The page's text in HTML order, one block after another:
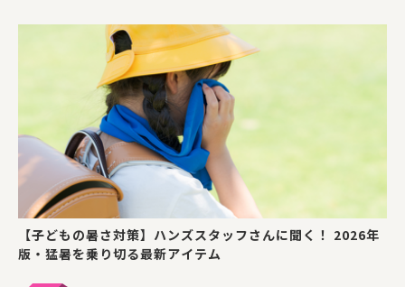
【子どもの暑さ対策】ハンズスタッフさんに聞く！ 2026年
版・猛暑を乗り切る最新アイテム